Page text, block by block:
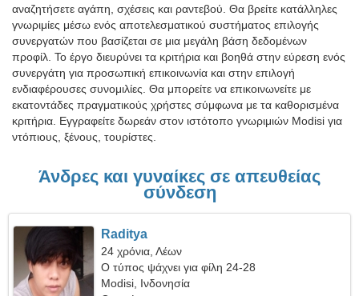
αναζητήσετε αγάπη, σχέσεις και ραντεβού. Θα βρείτε κατάλληλες
γνωριμίες μέσω ενός αποτελεσματικού συστήματος επιλογής
συνεργατών που βασίζεται σε μια μεγάλη βάση δεδομένων
προφίλ. Το έργο διευρύνει τα κριτήρια και βοηθά στην εύρεση ενός
συνεργάτη για προσωπική επικοινωνία και στην επιλογή
ενδιαφέρουσες συνομιλίες. Θα μπορείτε να επικοινωνείτε με
εκατοντάδες πραγματικούς χρήστες σύμφωνα με τα καθορισμένα
κριτήρια. Εγγραφείτε δωρεάν στον ιστότοπο γνωριμιών Modisi για
ντόπιους, ξένους, τουρίστες.
Άνδρες και γυναίκες σε απευθείας
σύνδεση
Raditya
24 χρόνια, Λέων
Ο τύπος ψάχνει για φίλη 24-28
Modisi, Ινδονησία